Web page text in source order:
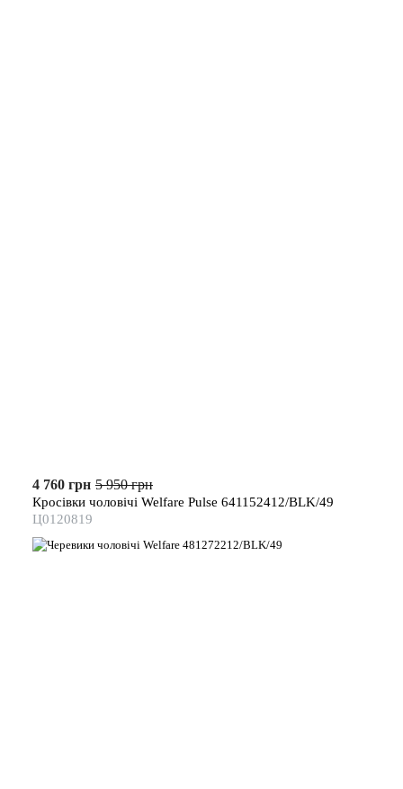
4 760 грн 5 950 грн
Кросівки чоловічі Welfare Pulse 641152412/BLK/49
Ц0120819